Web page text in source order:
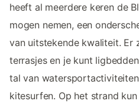
heeft al meerdere keren de
mogen nemen, een
van uitstekende kwaliteit. Er
terrasjes en je kunt
tal van
kitesurfen. Op het strand